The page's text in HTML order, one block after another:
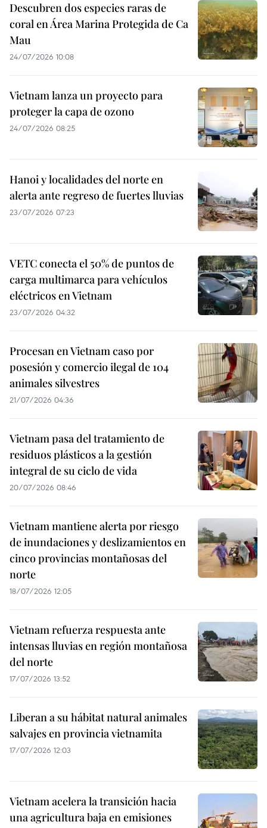
Descubren dos especies raras de
coral en Área Marina Protegida de Ca
Mau
24/07/2026 10:08
Vietnam lanza un proyecto para
proteger la capa de ozono
24/07/2026 08:25
Hanoi y localidades del norte en
alerta ante regreso de fuertes lluvias
23/07/2026 07:23
VETC conecta el 50% de puntos de
carga multimarca para vehículos
eléctricos en Vietnam
23/07/2026 04:32
Procesan en Vietnam caso por
posesión y comercio ilegal de 104
animales silvestres
21/07/2026 04:36
Vietnam pasa del tratamiento de
residuos plásticos a la gestión
integral de su ciclo de vida
20/07/2026 08:46
Vietnam mantiene alerta por riesgo
de inundaciones y deslizamientos en
cinco provincias montañosas del
norte
18/07/2026 12:05
Vietnam refuerza respuesta ante
intensas lluvias en región montañosa
del norte
17/07/2026 13:52
Liberan a su hábitat natural animales
salvajes en provincia vietnamita
17/07/2026 12:03
Vietnam acelera la transición hacia
una agricultura baja en emisiones